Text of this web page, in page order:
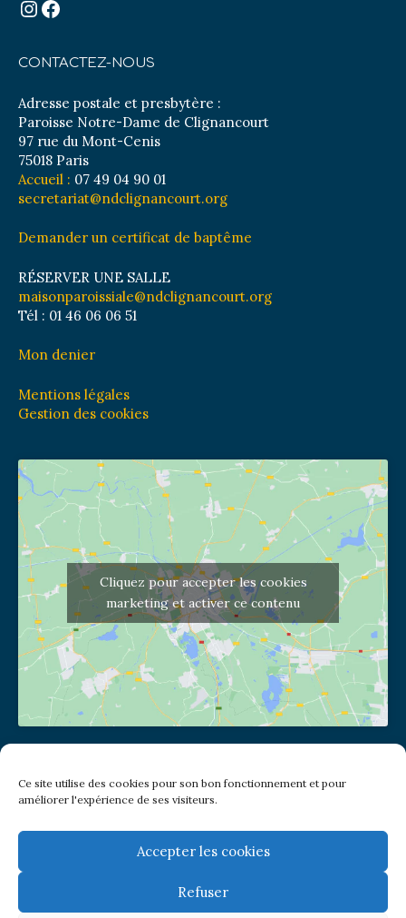
Ce site utilise des cookies pour son bon fonctionnement et pour
améliorer l'expérience de ses visiteurs.
Accepter les cookies
Refuser
Instagram
Facebook
CONTACTEZ-NOUS
Adresse postale et presbytère :
Paroisse Notre-Dame de Clignancourt
97 rue du Mont-Cenis
75018 Paris
Accueil : 07 49 04 90 01
secretariat@ndclignancourt.org
Demander un certificat de baptême
RÉSERVER UNE SALLE
maisonparoissiale@ndclignancourt.org
Tél : 01 46 06 06 51
Mon denier
Mentions légales
Gestion des cookies
Cliquez pour accepter les cookies
marketing et activer ce contenu
(pas de courrier à cette adresse)
2 place Jules Joffrin - 75018
Metro: Jules Joffrin ou Simplon
Bus : Mairie du XVIII
Newsletter